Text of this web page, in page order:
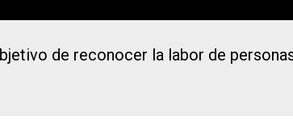
de reconocer la labor de